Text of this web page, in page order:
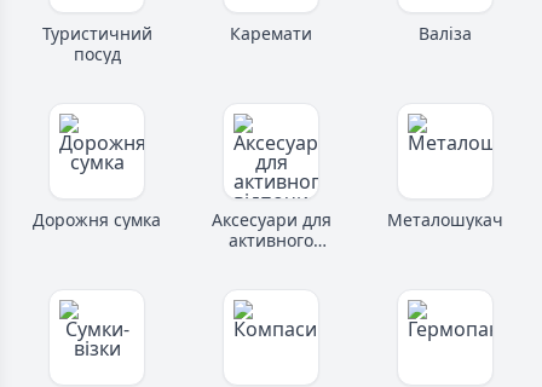
Туристичний
посуд
Каремати Валіза
Дорожня сумка
Аксесуари для
активного
Металошукач